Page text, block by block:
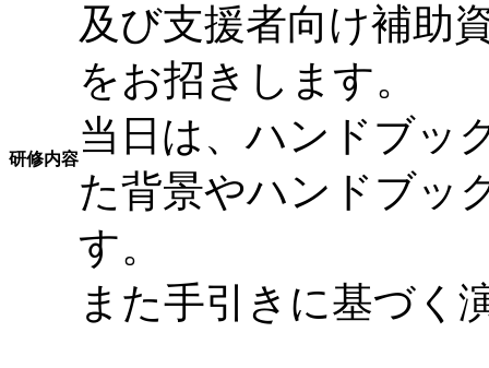
研修内容
及び支援者向け補助
をお招きします。
当日は、ハンドブッ
た背景やハンドブッ
す。
また手引きに基づく